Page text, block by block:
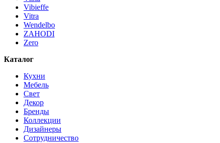
Vibieffe
Vitra
Wendelbo
ZAHODI
Zero
Каталог
Кухни
Мебель
Свет
Декор
Бренды
Коллекции
Дизайнеры
Сотрудничество